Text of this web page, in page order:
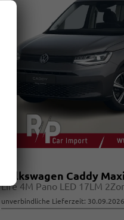
Volkswagen Caddy Maxi
Life 4M Pano LED 17LM
unverbindliche Lieferzeit: 30.09.2026